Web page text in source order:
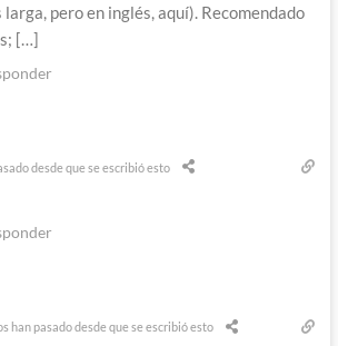
pero en inglés, aquí). Recomendado
[…]
desde que se escribió esto
han pasado desde que se escribió esto